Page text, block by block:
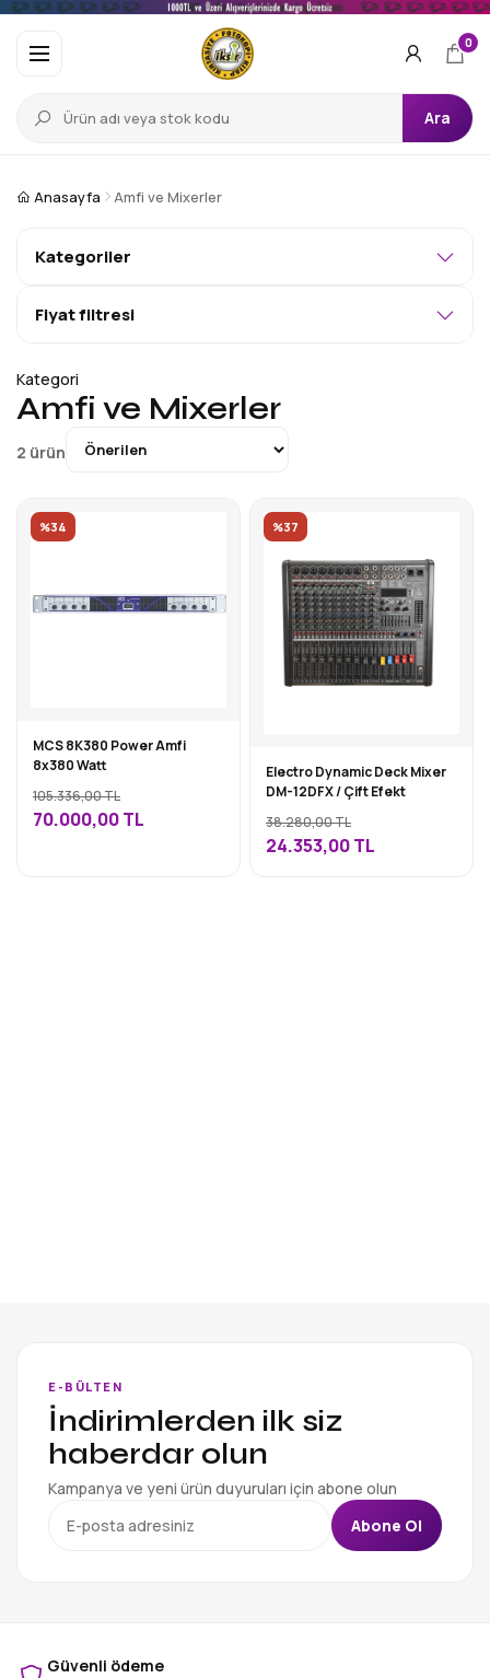
Ara
0
Anasayfa Amfi ve Mixerler
Kategoriler
Fiyat filtresi
Kategori
Amfi ve Mixerler
2 ürün
Sırala
%34
MCS 8K380 Power Amfi
8x380 Watt
105.336,00 TL
70.000,00TL
%37
Electro Dynamic Deck Mixer
DM-12DFX / Çift Efekt
38.280,00 TL
24.353,00TL
E-BÜLTEN
İndirimlerden ilk siz
haberdar olun
Kampanya ve yeni ürün duyuruları için abone olun
Abone Ol
Güvenli ödeme